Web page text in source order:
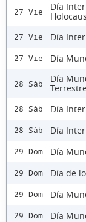
27 Vie
Día
27 Vie Día
27 Vie Día
28 Sáb
Día
28 Sáb Día
28 Sáb Día
29 Dom Día
29 Dom Día de
29 Dom Día
29 Dom Día